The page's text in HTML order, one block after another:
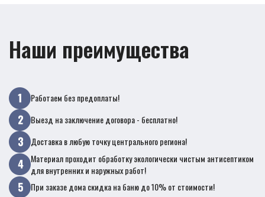
Наши преимущества
Работаем без предоплаты!
Выезд на заключение договора - бесплатно!
Доставка в любую точку центрального региона!
Материал проходит обработку экологически чистым антисептиком
для внутренних и наружных работ!
При заказе дома скидка на баню до 10% от стоимости!